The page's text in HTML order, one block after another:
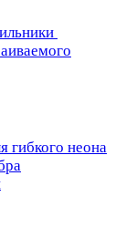
гибкого неона